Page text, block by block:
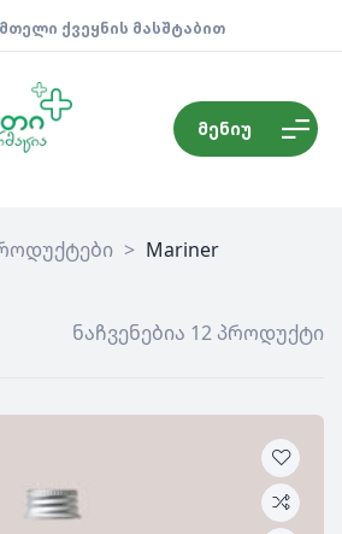
მთელი ქვეყნის მასშტაბით
მენიუ
> Mariner
ნაჩვენებია 12 პროდუქტი